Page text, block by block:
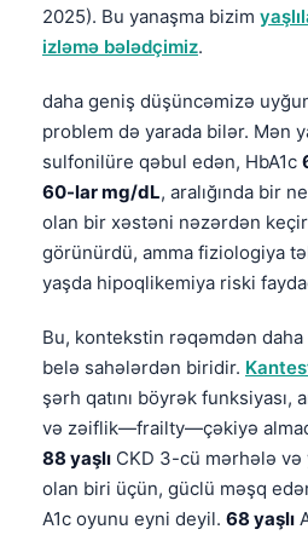
2025). Bu yanaşma bizim
izləmə bələdçimiz.
daha geniş düşüncəmizə
problem də yarada bilər. Mən
sulfonilüre qəbul edən, HbA1c
60-lar mg/dL, aralığında bir
olan bir xəstəni nəzərdən
görünürdü, amma fiziologiya
yaşda hipoqlikemiya riski
Bu, kontekstin rəqəmdən daha
belə sahələrdən biridir.
şərh qatını böyrək funksiyası,
və zəiflik—frailty—çəkiyə
88 yaşlı CKD 3-cü mərhələ və
olan biri üçün, güclü məşq
A1c oyunu eyni deyil. 68 yaşlı
ಕನ್ನಡ
മലയാളം
Bahasa Melayu
Tiếng Việt
Tagalog
ไทย
ဗမာစာ
ភាសាខ្មែរ
Kiswahili
አማርኛ
Українська
O‘zbekcha
Català